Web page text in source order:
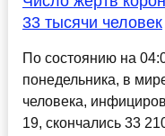
33 тысячи человек
По состоянию на
понедельника, в
человека,
19, скончались 33